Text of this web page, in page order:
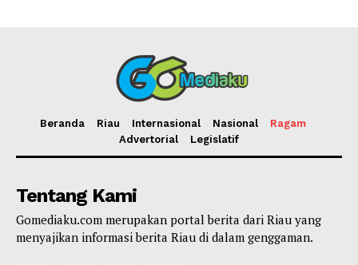
Beranda Riau Internasional Nasional
Ragam
Advertorial
Legislatif
Tentang Kami
Gomediaku.com merupakan portal berita dari Riau yang
menyajikan informasi berita Riau di dalam genggaman.